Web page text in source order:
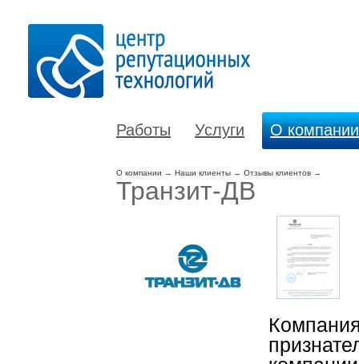
Работы Услуги О компании
О компании → Наши клиенты → Отзывы клиентов →
Транзит-ДВ